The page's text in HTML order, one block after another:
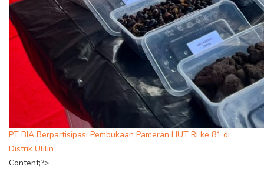
PT BIA Berpartisipasi Pembukaan Pameran HUT RI ke 81 di
Distrik Ulilin
Content;?>